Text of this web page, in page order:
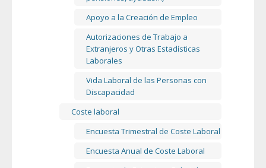
Apoyo a la Creación de Empleo
Autorizaciones de Trabajo a
Extranjeros y Otras Estadísticas
Laborales
Vida Laboral de las Personas con
Discapacidad
Coste laboral
Encuesta Trimestral de Coste Laboral
Encuesta Anual de Coste Laboral